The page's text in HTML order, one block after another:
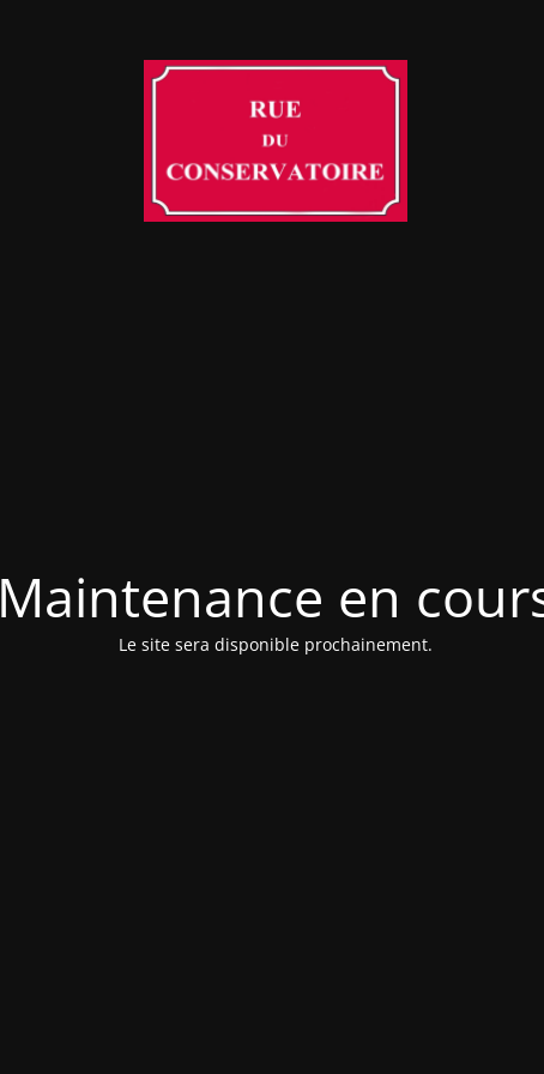
Maintenance en
Le site sera disponible prochainement.